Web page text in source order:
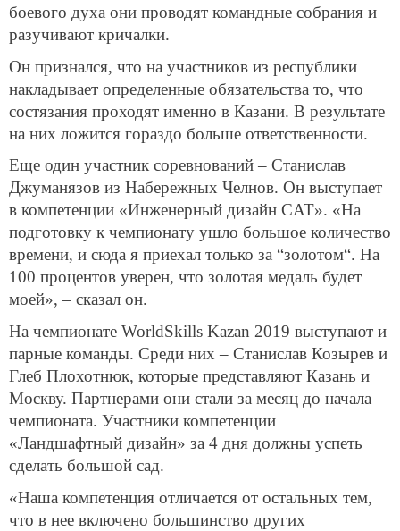
боевого духа они проводят командные собрания и
разучивают кричалки.
Он признался, что на участников из республики
накладывает определенные обязательства то, что
состязания проходят именно в Казани. В результате
на них ложится гораздо больше ответственности.
Еще один участник соревнований – Станислав
Джуманязов из Набережных Челнов. Он выступает
в компетенции «Инженерный дизайн CAT». «На
подготовку к чемпионату ушло большое количество
времени, и сюда я приехал только за “золотом“. На
100 процентов уверен, что золотая медаль будет
моей», – сказал он.
На чемпионате WorldSkills Kazan 2019 выступают и
парные команды. Среди них – Станислав Козырев и
Глеб Плохотнюк, которые представляют Казань и
Москву. Партнерами они стали за месяц до начала
чемпионата. Участники компетенции
«Ландшафтный дизайн» за 4 дня должны успеть
сделать большой сад.
«Наша компетенция отличается от остальных тем,
что в нее включено большинство других